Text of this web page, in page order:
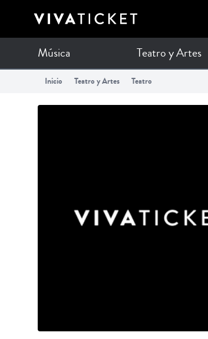
Música Teatro y Artes
Inicio Teatro y Artes Teatro